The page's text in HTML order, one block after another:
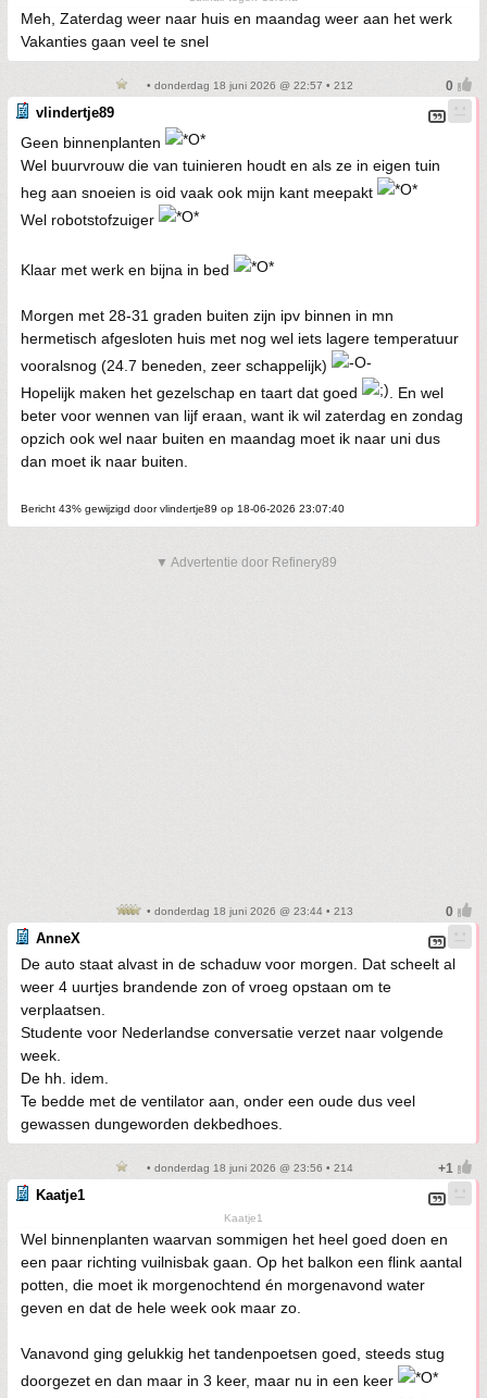
Meh, Zaterdag weer naar huis en maandag weer aan het werk
Vakanties gaan veel te snel
• donderdag 18 juni 2026 @ 22:57 • 212
vlindertje89
Geen binnenplanten
Wel buurvrouw die van tuinieren houdt en als ze in eigen tuin
heg aan snoeien is oid vaak ook mijn kant meepakt
Wel robotstofzuiger
Klaar met werk en bijna in bed
Morgen met 28-31 graden buiten zijn ipv binnen in mn
hermetisch afgesloten huis met nog wel iets lagere temperatuur
vooralsnog (24.7 beneden, zeer schappelijk)
Hopelijk maken het gezelschap en taart dat goed
. En wel
beter voor wennen van lijf eraan, want ik wil zaterdag en zondag
opzich ook wel naar buiten en maandag moet ik naar uni dus
dan moet ik naar buiten.
Bericht 43% gewijzigd door vlindertje89 op 18-06-2026 23:07:40
▼ Advertentie door Refinery89
• donderdag 18 juni 2026 @ 23:44 • 213
AnneX
De auto staat alvast in de schaduw voor morgen. Dat scheelt al
weer 4 uurtjes brandende zon of vroeg opstaan om te
verplaatsen.
Studente voor Nederlandse conversatie verzet naar volgende
week.
De hh. idem.
Te bedde met de ventilator aan, onder een oude dus veel
gewassen dungeworden dekbedhoes.
• donderdag 18 juni 2026 @ 23:56 • 214
Kaatje1
Kaatje1
Wel binnenplanten waarvan sommigen het heel goed doen en
een paar richting vuilnisbak gaan. Op het balkon een flink aantal
potten, die moet ik morgenochtend én morgenavond water
geven en dat de hele week ook maar zo.
Vanavond ging gelukkig het tandenpoetsen goed, steeds stug
doorgezet en dan maar in 3 keer, maar nu in een keer